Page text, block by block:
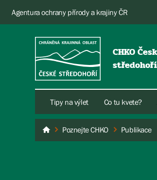
Agentura ochrany přírody a krajiny ČR
CHKO
středohoří
Tipy na výlet Co tu kvete?
České středohoří
Poznejte CHKO Publikace